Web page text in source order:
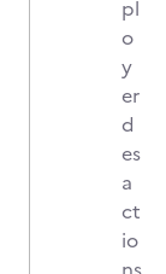
pl
o
y
er
d
es
a
ct
io